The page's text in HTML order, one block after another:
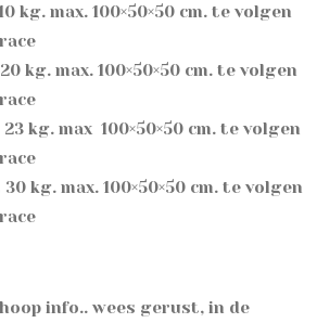
kg. max. 100×50×50 cm. te volgen
kg. max. 100×50×50 cm. te volgen
kg. max 100×50×50 cm. te volgen
kg. max. 100×50×50 cm. te volgen
info.. wees gerust, in de